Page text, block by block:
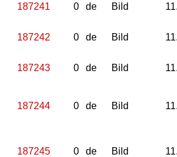
187241 0 de Bild
187242 0 de Bild
187243 0 de Bild
187244 0 de Bild
187245 0 de Bild